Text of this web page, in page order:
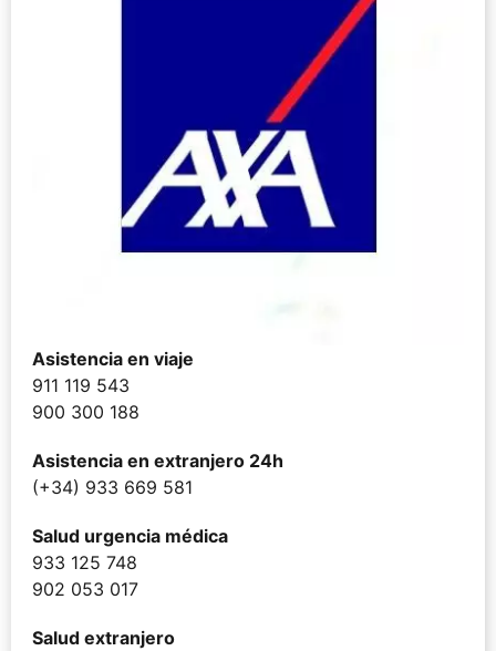
Asistencia en viaje
911 119 543
900 300 188
Asistencia en extranjero 24h
(+34) 933 669 581
Salud urgencia médica
933 125 748
902 053 017
Salud extranjero